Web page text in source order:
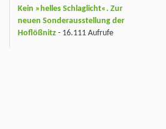
Kein »helles Schlaglicht«. Zur
neuen Sonderausstellung der
Hoflößnitz - 16.111 Aufrufe